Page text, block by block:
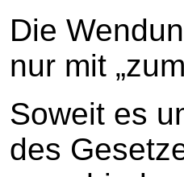
Die
nur mit
Soweit es
des